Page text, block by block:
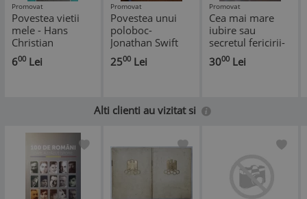
Promovat
Povestea vietii
mele - Hans
Christian
Andersen
600 Lei
Promovat
Povestea unui
poloboc-
Jonathan Swift
2500 Lei
Promovat
Cea mai mare
iubire sau
secretul fericirii-
Mihai Botez
3000 Lei
Alti clienti au vizitat si